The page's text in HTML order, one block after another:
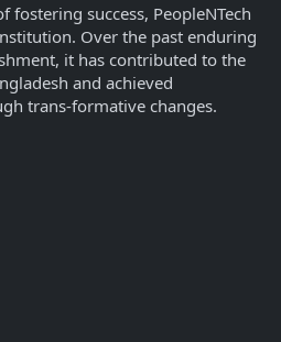
fostering success, PeopleNTech
Over the past enduring
it has contributed to the
and achieved
trans-formative changes.